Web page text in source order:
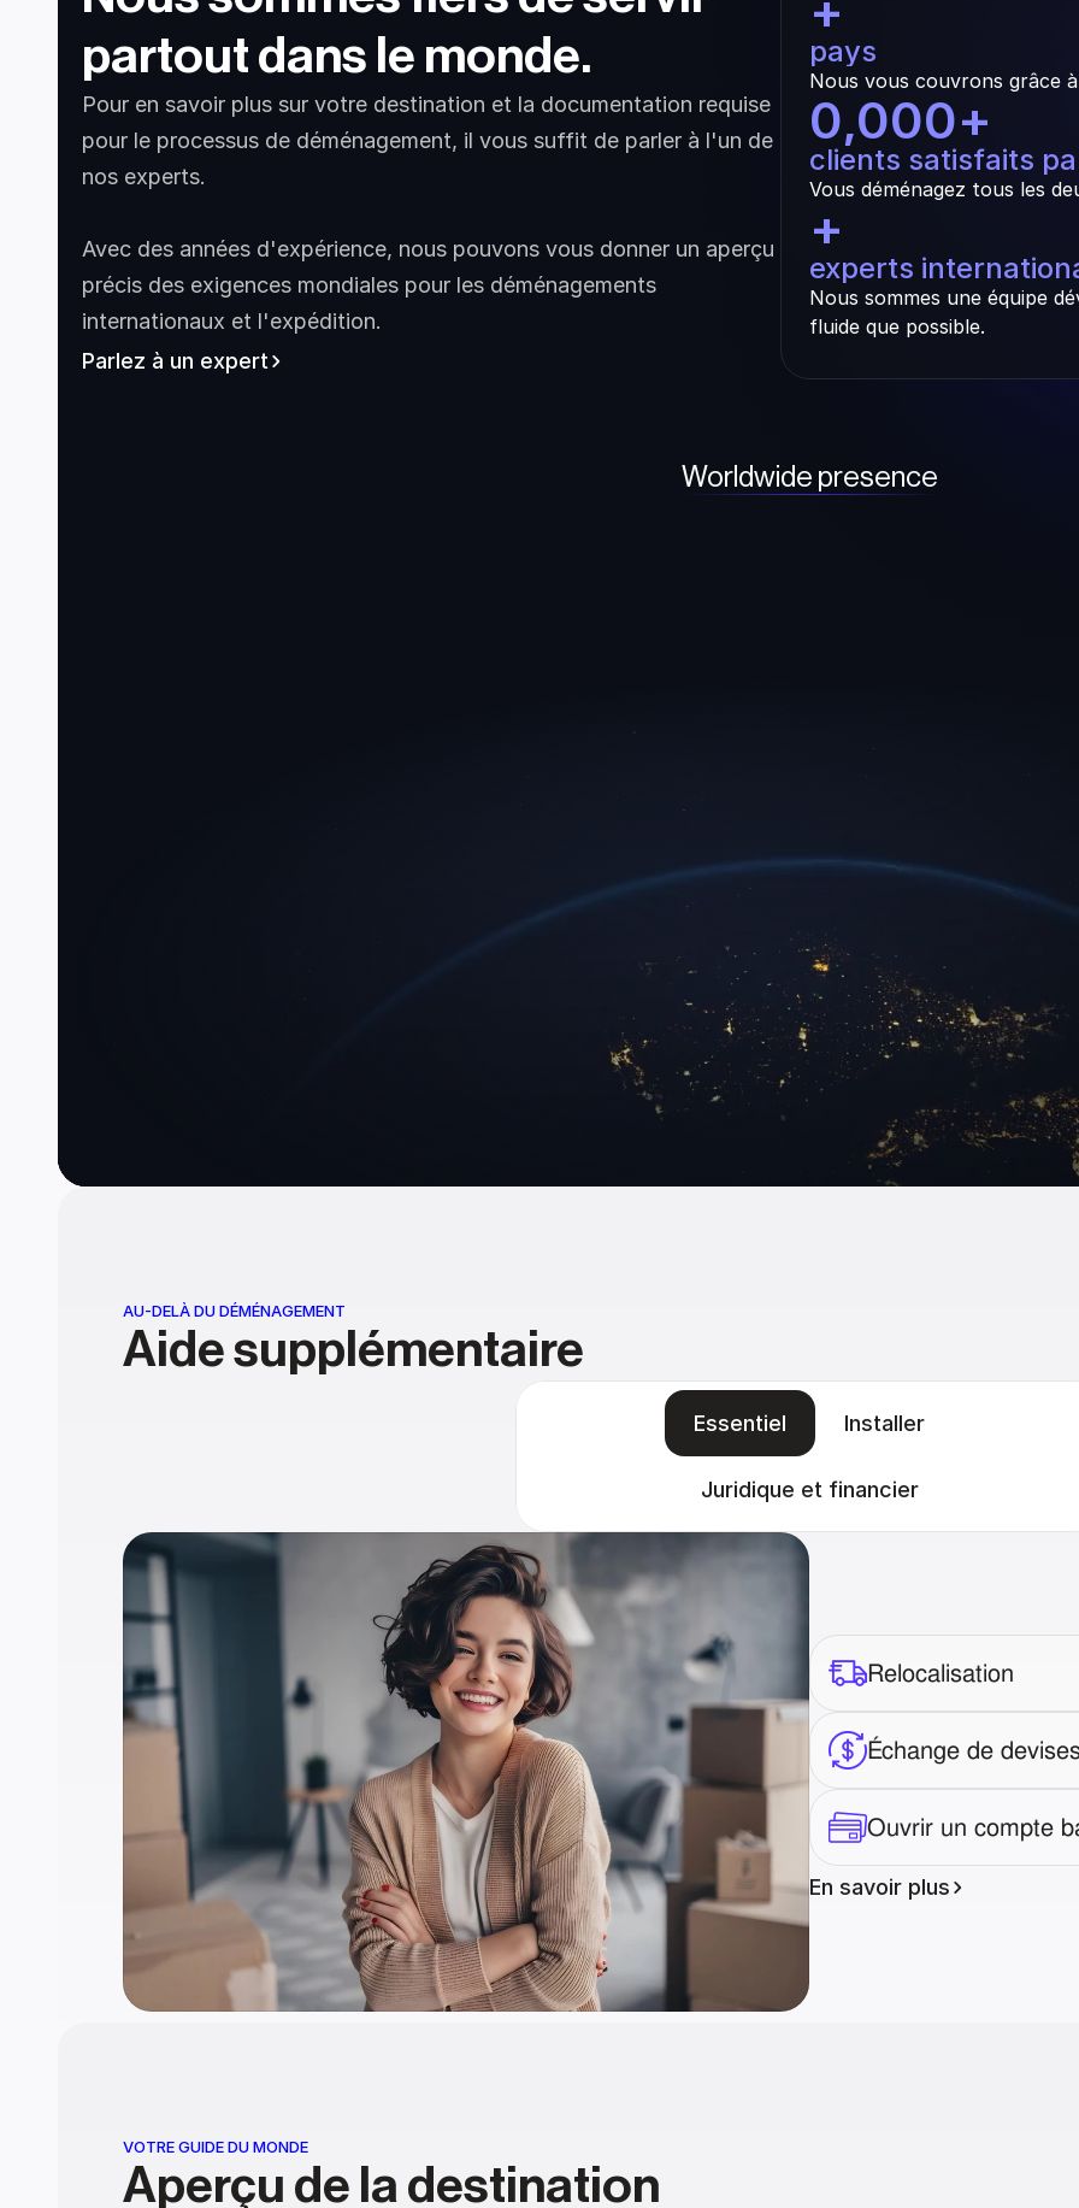
partout dans le monde.
Pour en savoir plus sur votre destination et la documentation requise
pour le processus de déménagement, il vous suffit de parler à l'un de
nos experts.
Avec des années d'expérience, nous pouvons vous donner un aperçu
précis des exigences mondiales pour les déménagements
internationaux et l'expédition.
Parlez à un expert
pays
Nous vous couvrons grâce
0,000+
clients satisfaits
Vous déménagez tous les
+
experts
Nous sommes une équipe
fluide que possible.
Worldwide presence
AU-DELÀ DU DÉMÉNAGEMENT
Aide supplémentaire
Essentiel Installer
Juridique et financier
Relocalisation
Échange de
Ouvrir un compte
En savoir plus
VOTRE GUIDE DU MONDE
Aperçu de la destination